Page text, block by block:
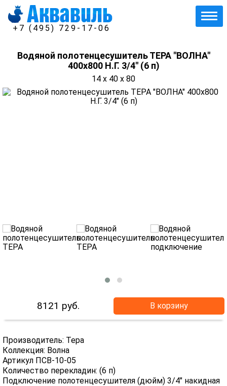
+7 (495) 729-17-06
Водяной полотенцесушитель ТЕРА "ВОЛНА"
400х800 Н.Г. 3/4" (6 п)
14 x 40 x 80
8121 руб. В корзину
Производитель: Тера
Коллекция: Волна
Артикул ПСВ-10-05
Количество перекладин: (6 п)
Подключение полотенцесушителя (дюйм) 3/4" накидная